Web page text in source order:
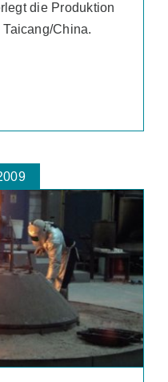
die Produktion
China.